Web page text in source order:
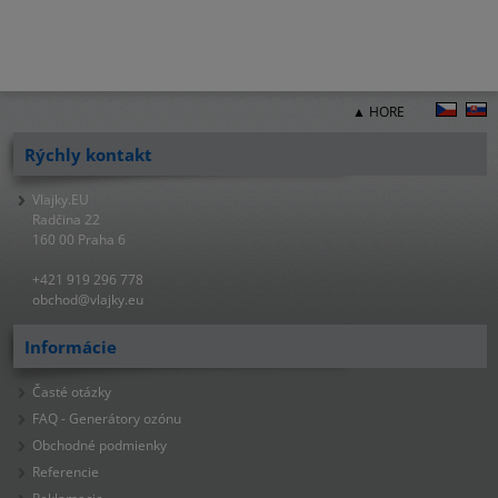
▲ HORE
Rýchly kontakt
Vlajky.EU
Radčina 22
160 00 Praha 6
+421 919 296 778
obchod@vlajky.eu
Informácie
Časté otázky
FAQ - Generátory ozónu
Obchodné podmienky
Referencie